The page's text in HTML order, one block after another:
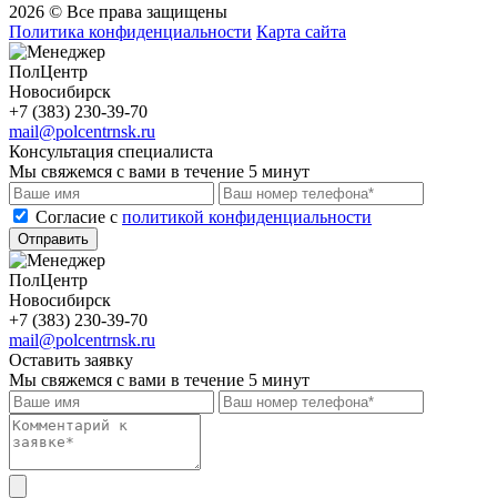
2026 © Все права защищены
Политика конфиденциальности Карта сайта
ПолЦентр
Новосибирск
+7 (383) 230-39-70
mail@polcentrnsk.ru
Консультация специалиста
Мы свяжемся с вами в течение 5 минут
Cогласие с политикой конфиденциальности
Отправить
ПолЦентр
Новосибирск
+7 (383) 230-39-70
mail@polcentrnsk.ru
Оставить заявку
Мы свяжемся с вами в течение 5 минут